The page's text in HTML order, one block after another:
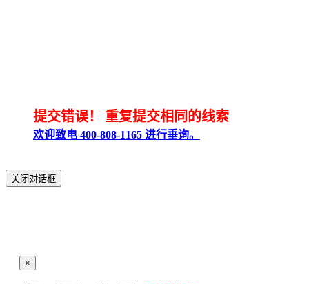
提交错误！ 重复提交相同的线索
欢迎致电 400-808-1165 进行垂询。
关闭对话框
×